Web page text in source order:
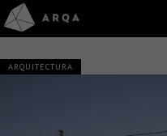
ARQUITECTURA